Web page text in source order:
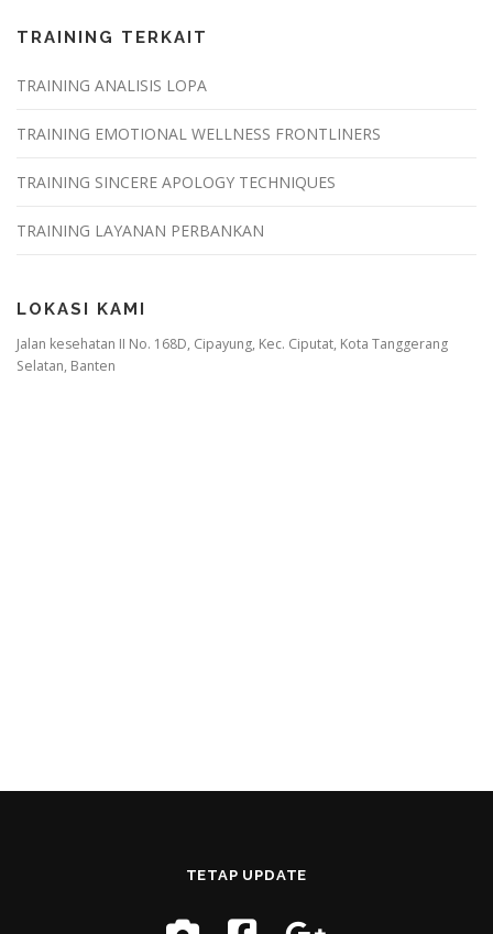
TRAINING TERKAIT
TRAINING ANALISIS LOPA
TRAINING EMOTIONAL WELLNESS FRONTLINERS
TRAINING SINCERE APOLOGY TECHNIQUES
TRAINING LAYANAN PERBANKAN
LOKASI KAMI
Jalan kesehatan II No. 168D, Cipayung, Kec. Ciputat, Kota Tanggerang
Selatan, Banten
TETAP UPDATE